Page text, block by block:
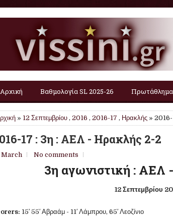
Αρχική Βαθμολογία SL 2025-26 Πρωτάθλημα
» 12 Σεπτεμβρίου , 2016 , 2016-17 , Ηρακλής »
17 : 3η : ΑΕΛ - Ηρακλής 2-2
March No comments
3η αγωνιστική : ΑΕΛ
12 Σεπτεμβρίου
15′ 55′ Αβραάμ - 11′ Λάμπρου, 65′ Λεοζίνιο